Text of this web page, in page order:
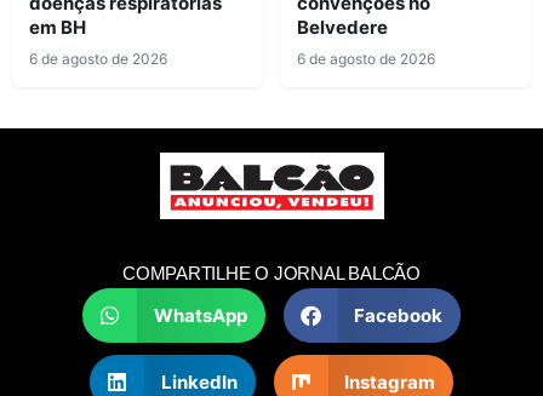
em BH
6 de agosto de 2026
Belvedere
6 de agosto de 2026
COMPARTILHE O JORNAL BALCÃO
WhatsApp Facebook
LinkedIn Instagram